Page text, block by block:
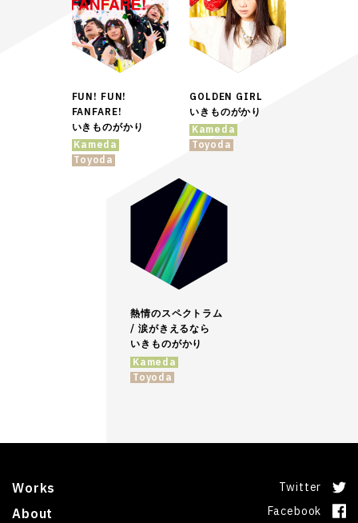
FUN! FUN!
FANFARE!
いきものがかり
Kameda
Toyoda
GOLDEN GIRL
いきものがかり
Kameda
Toyoda
熱情のスペクトラム
/ 涙がきえるなら
いきものがかり
Kameda
Toyoda
Works
About
Twitter
Facebook